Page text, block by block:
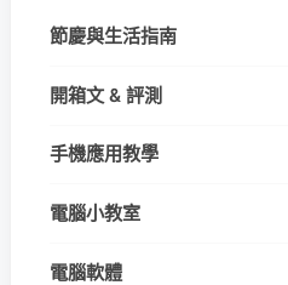
節慶與生活指南
開箱文 & 評測
手機應用教學
電腦小教室
電腦軟體